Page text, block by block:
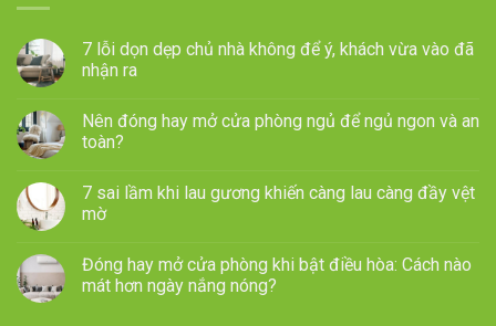
7 lỗi dọn dẹp chủ nhà không để ý, khách vừa vào đã
nhận ra
Nên đóng hay mở cửa phòng ngủ để ngủ ngon và an
toàn?
7 sai lầm khi lau gương khiến càng lau càng đầy vệt
mờ
Đóng hay mở cửa phòng khi bật điều hòa: Cách nào
mát hơn ngày nắng nóng?